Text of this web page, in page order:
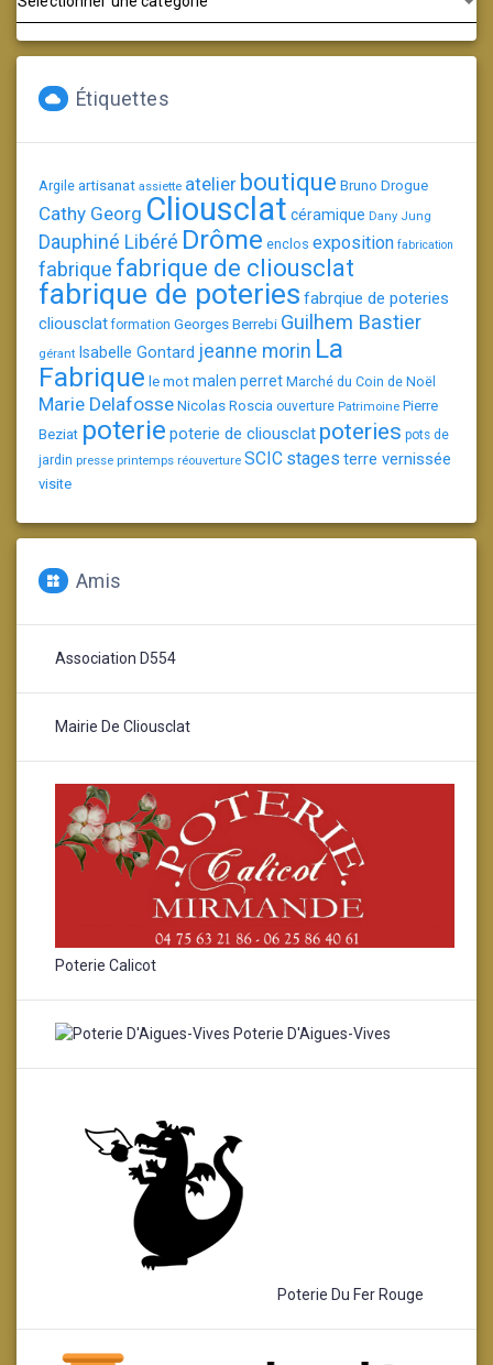
Étiquettes
Argile artisanat assiette atelier boutique Bruno Drogue
Cathy Georg Cliousclat céramique Dany Jung
Dauphiné Libéré Drôme enclos exposition fabrication
fabrique fabrique de cliousclat
fabrique de poteries fabrqiue de poteries
cliousclat formation Georges Berrebi Guilhem Bastier
gérant Isabelle Gontard jeanne morin La
Fabrique le motmalen perret Marché du Coin de Noël
Marie DelafosseNicolas Roscia ouverture Patrimoine Pierre
Beziat poterie poterie de cliousclat poteries pots de
jardin presse printemps réouverture SCIC stages terre vernissée
visite
Amis
Association D554
Mairie De Cliousclat
Poterie Calicot
Poterie D'Aigues-Vives
Poterie Du Fer Rouge